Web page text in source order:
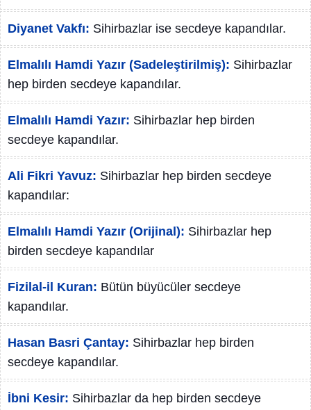
Diyanet Vakfı: Sihirbazlar ise secdeye kapandılar.
Elmalılı Hamdi Yazır (Sadeleştirilmiş): Sihirbazlar
hep birden secdeye kapandılar.
Elmalılı Hamdi Yazır: Sihirbazlar hep birden
secdeye kapandılar.
Ali Fikri Yavuz: Sihirbazlar hep birden secdeye
kapandılar:
Elmalılı Hamdi Yazır (Orijinal): Sihirbazlar hep
birden secdeye kapandılar
Fizilal-il Kuran: Bütün büyücüler secdeye
kapandılar.
Hasan Basri Çantay: Sihirbazlar hep birden
secdeye kapandılar.
İbni Kesir: Sihirbazlar da hep birden secdeye